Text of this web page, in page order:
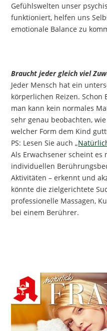
Gefühlswelten unser
funktioniert, helfen uns
emotionale Balance zu
Braucht jeder gleich viel
Jeder Mensch hat ein
körperlichen Reizen.
man kann kein normales
sehr genau beobachten,
welcher Form dem Kind
PS: Lesen Sie auch „
Als Erwachsener scheint
individuellen
Aktivitäten – erkennt und
könnte die zielgerichtete
professionelle Massagen,
bei einem Berührer.